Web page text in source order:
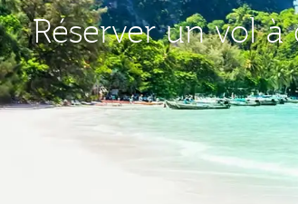
Réserver un vol